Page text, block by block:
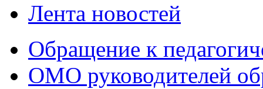
Лента новостей
Обращение к
ОМО руководителей